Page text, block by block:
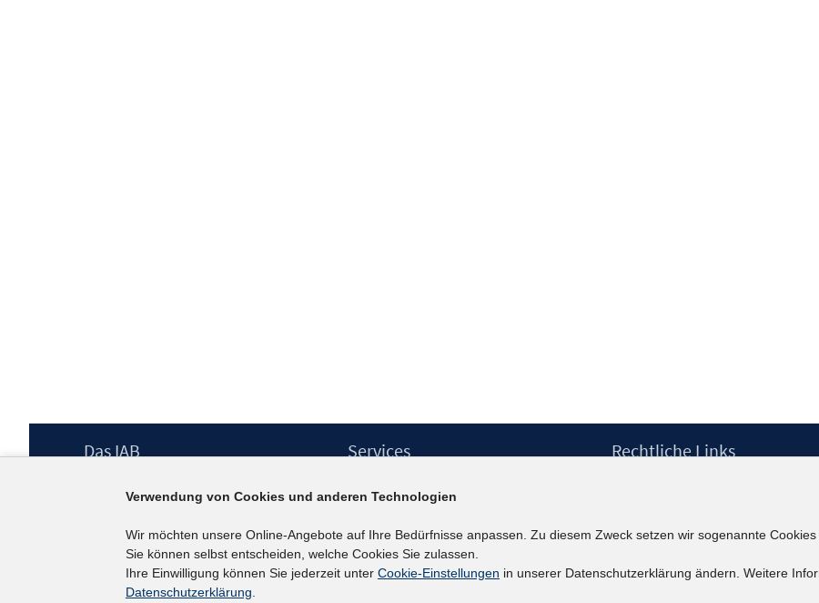
Footer
Das IAB
Berufsforschung (IAB) – unser Leitbild
Institutsleitung
Graduiertenprogramm
Befragungen
Projekte
Services
IAB-Newsletter
Kontakt
Rechtliche Links
Erklärung zur Barrierefreiheit
Verwendung von Cookies und anderen Technologien
Wir möchten unsere Online-Angebote auf Ihre Bedürfnisse anpassen. Zu diesem Zweck setzen wir sogenannte Cookies
Sie können selbst entscheiden, welche Cookies Sie zulassen.
Ihre Einwilligung können Sie jederzeit unter Cookie-Einstellungen in unserer Datenschutzerklärung ändern. Weitere
Datenschutzerklärung.